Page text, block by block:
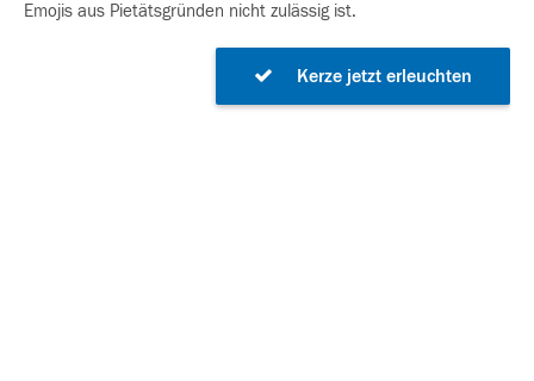
Emojis aus Pietätsgründen nicht zulässig ist.
Kerze jetzt erleuchten